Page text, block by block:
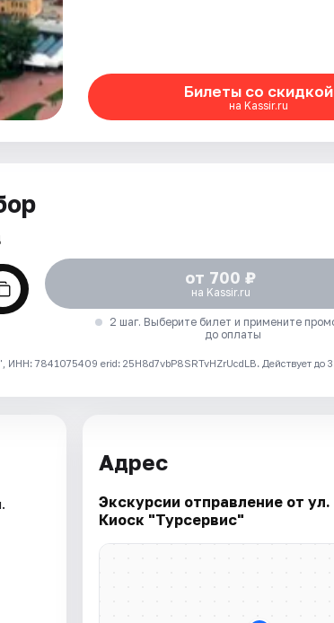
Билеты со скидкой
на Kassir.ru
от 700 ₽
на Kassir.ru
2 шаг. Выберите билет и примените
до оплаты
7841075409 erid: 25H8d7vbP8SRTvHZrUcdLB. Действует до
Адрес
Экскурсии отправление от
Киоск "Турсервис"